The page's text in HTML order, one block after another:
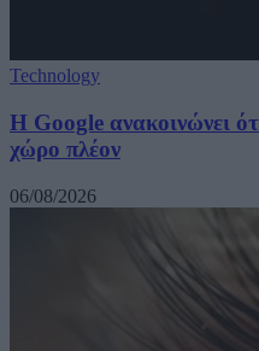
Technology
Η Google ανακοινώνει
χώρο πλέον
06/08/2026